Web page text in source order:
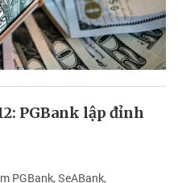
PGBank lập đỉnh
PGBank, SeABank,